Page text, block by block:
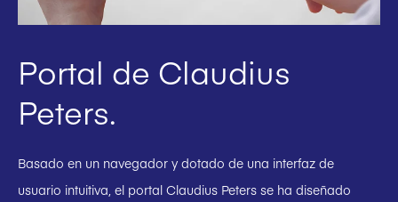
Portal de Claudius
Peters.
Basado en un navegador y dotado de una interfaz de
usuario intuitiva, el portal Claudius Peters se ha diseñado